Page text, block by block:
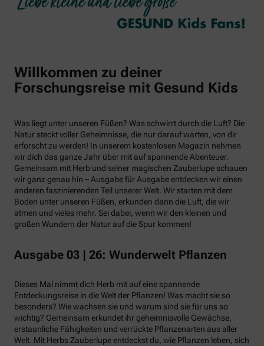
Willkommen zu deiner
Forschungsreise mit Gesund Kids
Was liegt unter unseren Füßen? Was schwirrt durch die Luft? Die
Natur steckt voller Geheimnisse, die nur darauf warten, von dir
erforscht zu werden! In unserem kostenlosen Magazin nehmen
wir dich das ganze Jahr über mit auf spannende Abenteuer.
Gemeinsam mit Herb und seiner magischen Zauberlupe schauen
wir ganz genau hin – Ausgabe für Ausgabe entdecken wir einen
anderen faszinierenden Teil unserer Welt. Wir starten mit dem
Boden unter unseren Füßen, erkunden dann die Luft, die wir
atmen und vieles mehr. Sei dabei, wenn wir den kleinen und
großen Wundern der Natur auf die Spur kommen!
Ausgabe 03 | 26: Wunderwelt Pflanzen
Dieses Mal nimmt dich Herb mit auf eine spannende
Entdeckungsreise in die Welt der Pflanzen! Was macht sie so
besonders? Wie wachsen sie und warum sind sie für uns so
wichtig? Gemeinsam erkundet ihr geheimnisvolle Gewächse,
erstaunliche Fähigkeiten und verrückte Pflanzenarten aus aller
Welt. Mit Herbs Zauberlupe entdeckst du, wie Pflanzen leben, sich